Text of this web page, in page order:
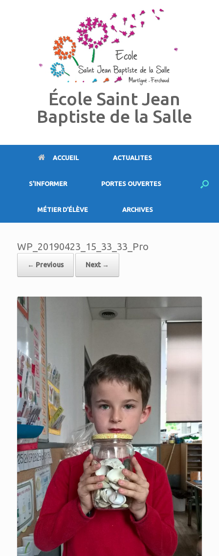
École Saint Jean
Baptiste de la Salle
ACCUEIL ACTUALITES
S’INFORMER PORTES OUVERTES
MÉTIER D’ÉLÈVE ARCHIVES
WP_20190423_15_33_33_Pro
← Previous Next →